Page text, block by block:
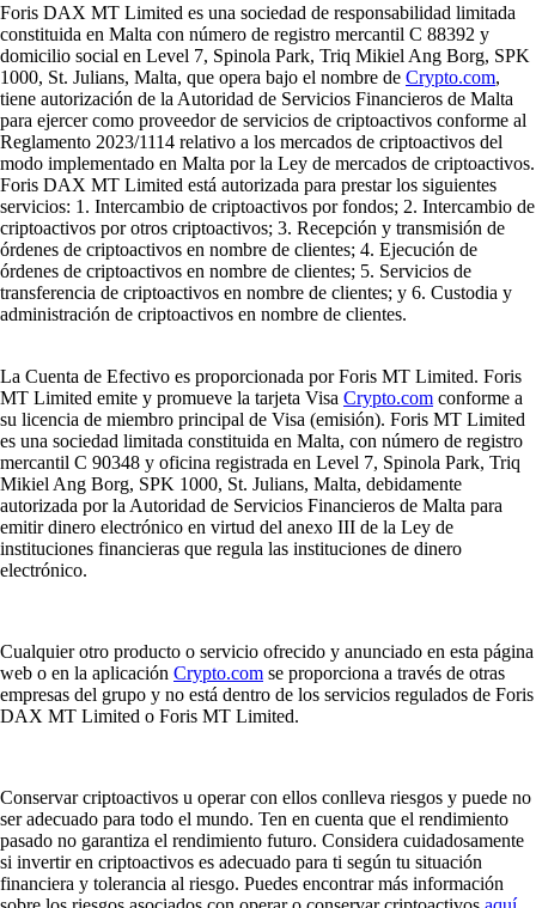
Foris DAX MT Limited es una sociedad de responsabilidad limitada
constituida en Malta con número de registro mercantil C 88392 y
domicilio social en Level 7, Spinola Park, Triq Mikiel Ang Borg, SPK
1000, St. Julians, Malta, que opera bajo el nombre de Crypto.com,
tiene autorización de la Autoridad de Servicios Financieros de Malta
para ejercer como proveedor de servicios de criptoactivos conforme al
Reglamento 2023/1114 relativo a los mercados de criptoactivos del
modo implementado en Malta por la Ley de mercados de criptoactivos.
Foris DAX MT Limited está autorizada para prestar los siguientes
servicios: 1. Intercambio de criptoactivos por fondos; 2. Intercambio de
criptoactivos por otros criptoactivos; 3. Recepción y transmisión de
órdenes de criptoactivos en nombre de clientes; 4. Ejecución de
órdenes de criptoactivos en nombre de clientes; 5. Servicios de
transferencia de criptoactivos en nombre de clientes; y 6. Custodia y
administración de criptoactivos en nombre de clientes.
La Cuenta de Efectivo es proporcionada por Foris MT Limited. Foris
MT Limited emite y promueve la tarjeta Visa Crypto.com conforme a
su licencia de miembro principal de Visa (emisión). Foris MT Limited
es una sociedad limitada constituida en Malta, con número de registro
mercantil C 90348 y oficina registrada en Level 7, Spinola Park, Triq
Mikiel Ang Borg, SPK 1000, St. Julians, Malta, debidamente
autorizada por la Autoridad de Servicios Financieros de Malta para
emitir dinero electrónico en virtud del anexo III de la Ley de
instituciones financieras que regula las instituciones de dinero
electrónico.
Cualquier otro producto o servicio ofrecido y anunciado en esta página
web o en la aplicación Crypto.com se proporciona a través de otras
empresas del grupo y no está dentro de los servicios regulados de Foris
DAX MT Limited o Foris MT Limited.
Conservar criptoactivos u operar con ellos conlleva riesgos y puede no
ser adecuado para todo el mundo. Ten en cuenta que el rendimiento
pasado no garantiza el rendimiento futuro. Considera cuidadosamente
si invertir en criptoactivos es adecuado para ti según tu situación
financiera y tolerancia al riesgo. Puedes encontrar más información